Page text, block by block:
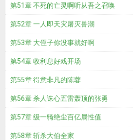
第51章 不死的亡灵啊听从吾之召唤
第52章 一人即天灾屠灭兽潮
第53章 大侄子你没事就好啊
第54章 收利息好戏开场
第55章 得意非凡的陈蓉
第56章 杀人诛心五雷轰顶的张勇
第57章 级一骑绝尘百亿属性值
第58章 斩杀大伯全家